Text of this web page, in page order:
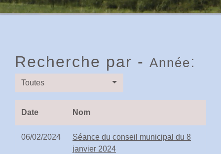
Recherche par - Année:
Toutes
Date Nom
06/02/2024
Séance du conseil municipal du 8
janvier 2024